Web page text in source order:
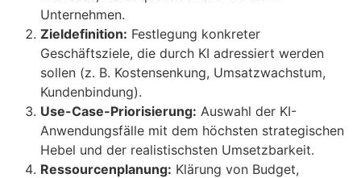
Unternehmen.
Zieldefinition: Festlegung konkreter
Geschäftsziele, die durch KI adressiert werden
sollen (z. B. Kostensenkung, Umsatzwachstum,
Kundenbindung).
Use-Case-Priorisierung: Auswahl der KI-
Anwendungsfälle mit dem höchsten strategischen
Hebel und der realistischsten Umsetzbarkeit.
Ressourcenplanung: Klärung von Budget,